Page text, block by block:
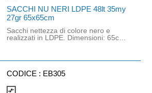
SACCHI NU NERI LDPE 48lt 35my
27gr 65x65cm
Sacchi nettezza di colore nero e
realizzati in LDPE. Dimensioni: 65cm
CODICE : EB305
compare_arrows